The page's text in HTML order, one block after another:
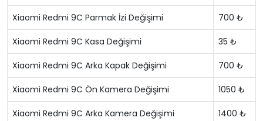
Xiaomi Redmi 9C Parmak İzi Değişimi 700 ₺
Xiaomi Redmi 9C Kasa Değişimi 35 ₺
Xiaomi Redmi 9C Arka Kapak Değişimi 700 ₺
Xiaomi Redmi 9C Ön Kamera Değişimi 1050 ₺
Xiaomi Redmi 9C Arka Kamera Değişimi 1400 ₺